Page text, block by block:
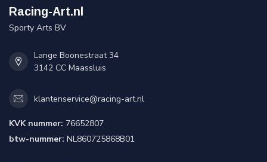
Racing-Art.nl
Sporty Arts BV
Lange Boonestraat 34
3142 CC Maassluis
klantenservice@racing-art.nl
KVK nummer: 76652807
btw-nummer: NL860725868B01